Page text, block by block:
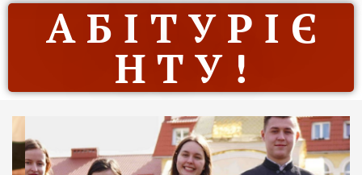
А Б І Т У Р І Є
Н Т У !